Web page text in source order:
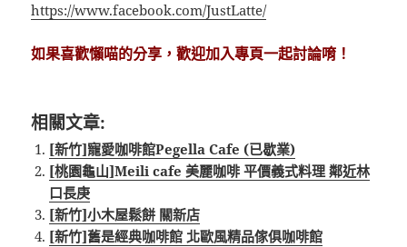
https://www.facebook.com/JustLatte/
如果喜歡懶喵的分享，歡迎加入專頁一起討論唷！
相關文章:
[新竹]寵愛咖啡館Pegella Cafe (已歇業)
[桃園龜山]Meili cafe 美麗咖啡 平價義式料理 鄰近林
口長庚
[新竹]小木屋鬆餅 關新店
[新竹]舊是經典咖啡館 北歐風精品傢俱咖啡館